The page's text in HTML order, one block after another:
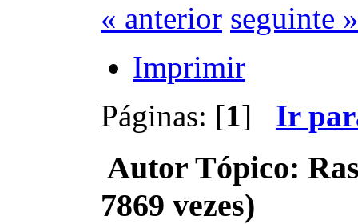
« anterior seguinte »
Imprimir
Páginas: [1] Ir
Autor Tópico:
7869 vezes)